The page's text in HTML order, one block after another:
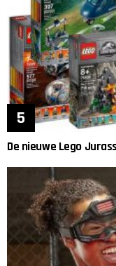
De nieuwe Lego